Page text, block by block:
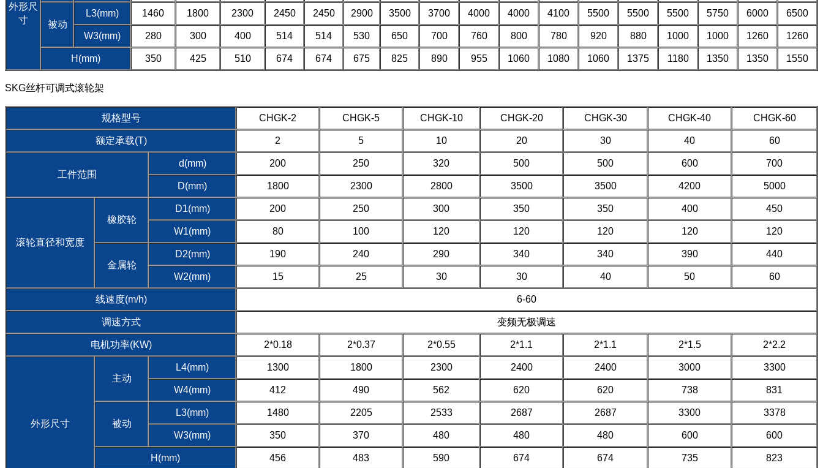
外形尺
寸
被动
L3(mm) 1460 1800 2300 2450 2450 2900 3500 3700 4000 4000 4100 5500 5500 5500 5750 6000 6500
W3(mm) 280 300 400 514 514 530 650 700 760 800 780 920 880 1000 1000 1260 1260
H(mm) 350 425 510 674 674 675 825 890 955 1060 1080 1060 1375 1180 1350 1350 1550
SKG丝杆可调式滚轮架
规格型号 CHGK-2 CHGK-5 CHGK-10 CHGK-20 CHGK-30 CHGK-40 CHGK-60
额定承载(T) 2 5 10 20 30 40 60
工件范围
d(mm) 200 250 320 500 500 600 700
D(mm) 1800 2300 2800 3500 3500 4200 5000
滚轮直径和宽度
橡胶轮
D1(mm) 200 250 300 350 350 400 450
W1(mm) 80 100 120 120 120 120 120
金属轮
D2(mm) 190 240 290 340 340 390 440
W2(mm) 15 25 30 30 40 50 60
线速度(m/h) 6-60
调速方式 变频无极调速
电机功率(KW) 2*0.18 2*0.37 2*0.55 2*1.1 2*1.1 2*1.5 2*2.2
外形尺寸
主动
L4(mm) 1300 1800 2300 2400 2400 3000 3300
W4(mm) 412 490 562 620 620 738 831
被动
L3(mm) 1480 2205 2533 2687 2687 3300 3378
W3(mm) 350 370 480 480 480 600 600
H(mm) 456 483 590 674 674 735 823